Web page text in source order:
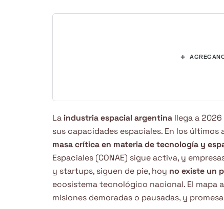
+
La industria espacial argentina llega a
sus capacidades espaciales. En los últimos
masa crítica en materia de tecnología y
Espaciales (CONAE) sigue activa, y
y startups, siguen de pie, hoy no existe un
ecosistema tecnológico nacional. El mapa
misiones demoradas o pausadas, y